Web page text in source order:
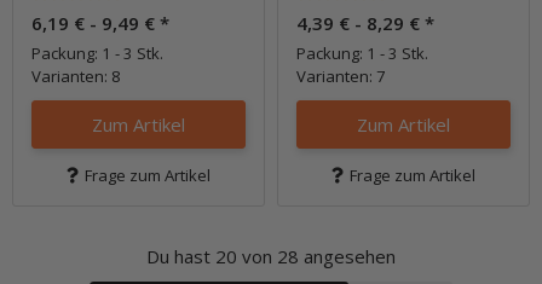
6,19 € - 9,49 € *
Packung: 1 - 3 Stk.
Varianten: 8
Zum Artikel
Frage zum Artikel
4,39 € - 8,29 € *
Packung: 1 - 3 Stk.
Varianten: 7
Zum Artikel
Frage zum Artikel
Du hast 20 von 28 angesehen